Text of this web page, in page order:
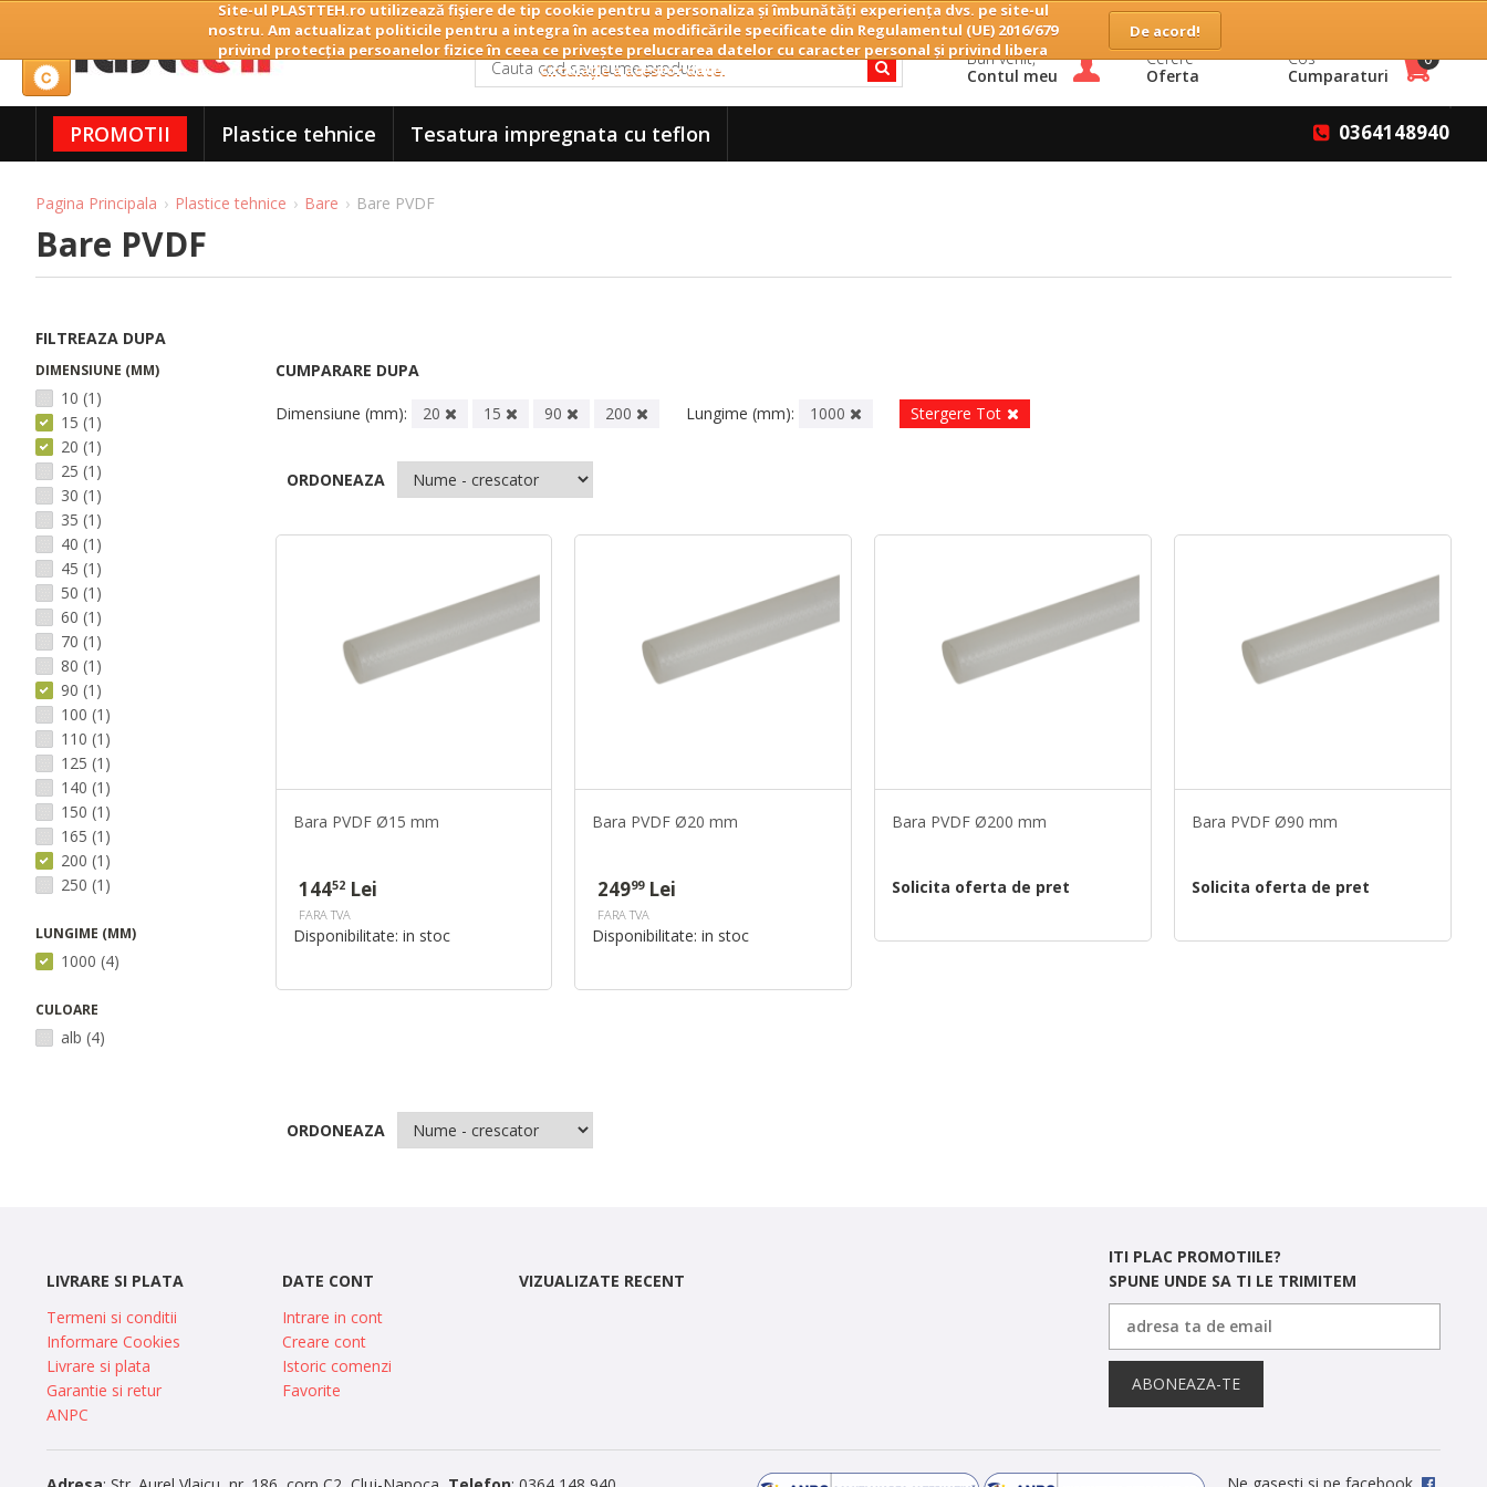
Companie
Bun venit,
Contul meu
Cerere
Oferta
Cos
Cumparaturi
0
PROMOTII Plastice tehnice Tesatura impregnata cu teflon 0364148940
Pagina Principala Plastice tehnice Bare Bare PVDF
Bare PVDF
FILTREAZA DUPA
DIMENSIUNE (MM)
10 (1)
15 (1)
20 (1)
25 (1)
30 (1)
35 (1)
40 (1)
45 (1)
50 (1)
60 (1)
70 (1)
80 (1)
90 (1)
100 (1)
110 (1)
125 (1)
140 (1)
150 (1)
165 (1)
200 (1)
250 (1)
LUNGIME (MM)
1000 (4)
CULOARE
alb (4)
CUMPARARE DUPA
Dimensiune (mm): 20 15 90 200 Lungime (mm): 1000 Stergere Tot
ORDONEAZA
Bara PVDF Ø15 mm
14452Lei
FARA TVA
Disponibilitate: in stoc
Bara PVDF Ø20 mm
24999Lei
FARA TVA
Disponibilitate:in stoc
Bara PVDF Ø200 mm
Solicita oferta de pret
Bara PVDF Ø90 mm
Solicita oferta de pret
ORDONEAZA
LIVRARE SI PLATA
Termeni si conditii
Informare Cookies
Livrare si plata
Garantie si retur
ANPC
DATE CONT
Intrare in cont
Creare cont
Istoric comenzi
Favorite
VIZUALIZATE RECENT
ITI PLAC PROMOTIILE?
SPUNE UNDE SA TI LE TRIMITEM
ABONEAZA-TE
Ne gasesti si pe facebook
Site-ul PLASTTEH.ro utilizează fişiere de tip cookie pentru a personaliza și îmbunătăți experiența dvs. pe site-ul
nostru. Am actualizat politicile pentru a integra în acestea modificările specificate din Regulamentul (UE) 2016/679
privind protecția persoanelor fizice în ceea ce privește prelucrarea datelor cu caracter personal și privind libera
circulație a acestor date.